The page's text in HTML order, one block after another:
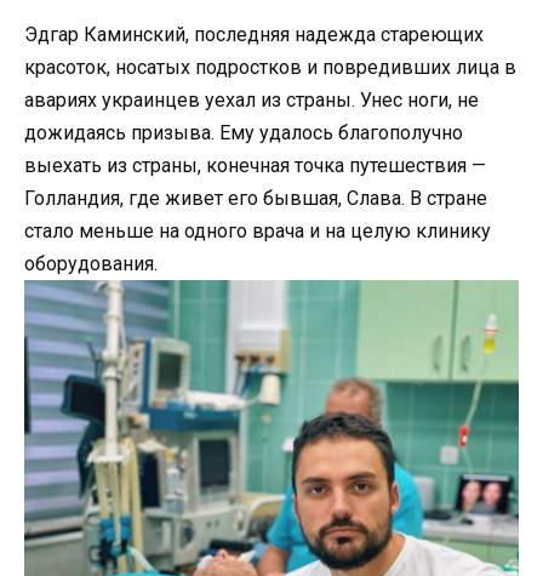
Эдгар Каминский, последняя надежда стареющих
красоток, носатых подростков и повредивших лица в
авариях украинцев уехал из страны. Унес ноги, не
дожидаясь призыва. Ему удалось благополучно
выехать из страны, конечная точка путешествия —
Голландия, где живет его бывшая, Слава. В стране
стало меньше на одного врача и на целую клинику
оборудования.